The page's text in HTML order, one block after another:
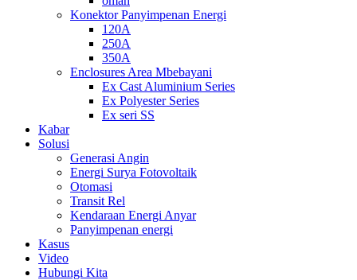
Konektor Panyimpenan Energi
120A
250A
350A
Enclosures Area Mbebayani
Ex Cast Aluminium Series
Ex Polyester Series
Ex seri SS
Kabar
Solusi
Generasi Angin
Energi Surya Fotovoltaik
Otomasi
Transit Rel
Kendaraan Energi Anyar
Panyimpenan energi
Kasus
Video
Hubungi Kita